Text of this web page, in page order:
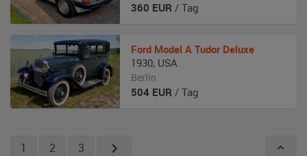
360 EUR / Tag
Ford Model A Tudor Deluxe
1930, USA
Berlin
504 EUR / Tag
1 2 3